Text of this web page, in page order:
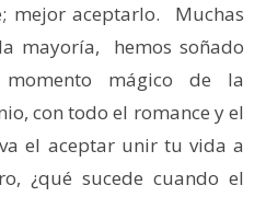
mejor aceptarlo. Muchas
mayoría, hemos soñado
mágico de la
con todo el romance y el
el aceptar unir tu vida a
¿qué sucede cuando el